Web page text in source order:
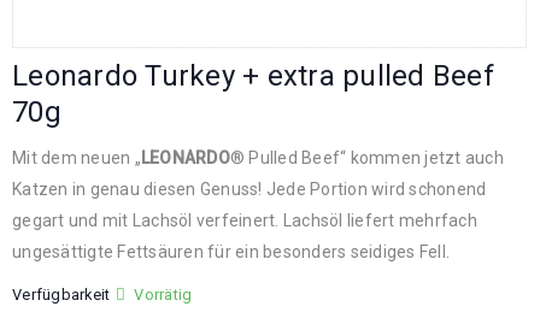
Leonardo Turkey + extra pulled Beef
70g
Mit dem neuen „ LEONARDO® Pulled Beef“ kommen jetzt auch
Katzen in genau diesen Genuss! Jede Portion wird schonend
gegart und mit Lachsöl verfeinert. Lachsöl liefert mehrfach
ungesättigte Fettsäuren für ein besonders seidiges Fell.
Verfügbarkeit Vorrätig